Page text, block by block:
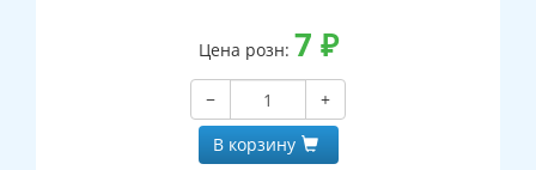
Цена розн: 7 ₽
−
+
В корзину